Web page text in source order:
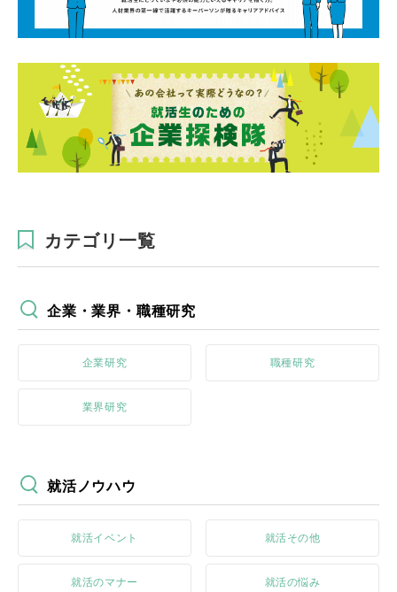
カテゴリ一覧
企業・業界・職種研究
企業研究 職種研究
業界研究
就活ノウハウ
就活イベント 就活その他
就活のマナー 就活の悩み